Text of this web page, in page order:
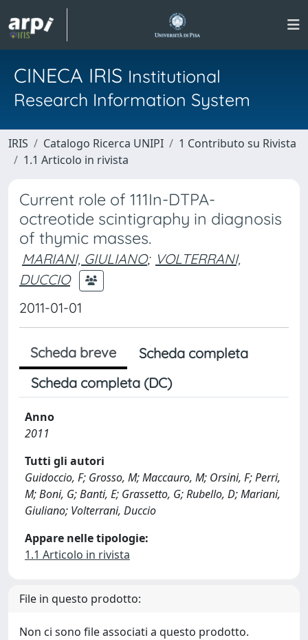
CINECA IRIS Institutional
Research Information System
IRIS Catalogo Ricerca UNIPI
1 Contributo su Rivista
1.1 Articolo in rivista
Current role of 111In-DTPA-
octreotide scintigraphy in diagnosis
of thymic masses.
MARIANI, GIULIANO; VOLTERRANI,
DUCCIO
2011-01-01
Scheda breve
Scheda completa
Scheda completa (DC)
Anno
2011
Tutti gli autori
Guidoccio, F; Grosso, M; Maccauro, M; Orsini, F; Perri,
M; Boni, G; Banti, E; Grassetto, G; Rubello, D; Mariani,
Giuliano; Volterrani, Duccio
Appare nelle tipologie:
1.1 Articolo in rivista
File in questo prodotto:
Non ci sono file associati a questo prodotto.